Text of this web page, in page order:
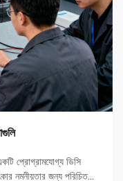
প্রোগ্রামযোগ্য ডিসি
নমনীয়তার জন্য পরিচিত।